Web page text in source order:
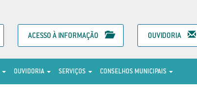
ACESSO À INFORMAÇÃO OUVIDORIA
OUVIDORIA SERVIÇOS CONSELHOS MUNICIPAIS